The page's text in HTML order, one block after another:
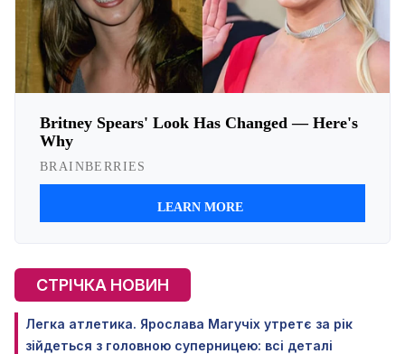
СТРІЧКА НОВИН
Легка атлетика. Ярослава Магучіх утретє за рік
зійдеться з головною суперницею: всі деталі